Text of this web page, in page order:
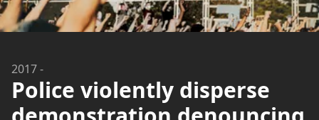
2017-
Police violently disperse